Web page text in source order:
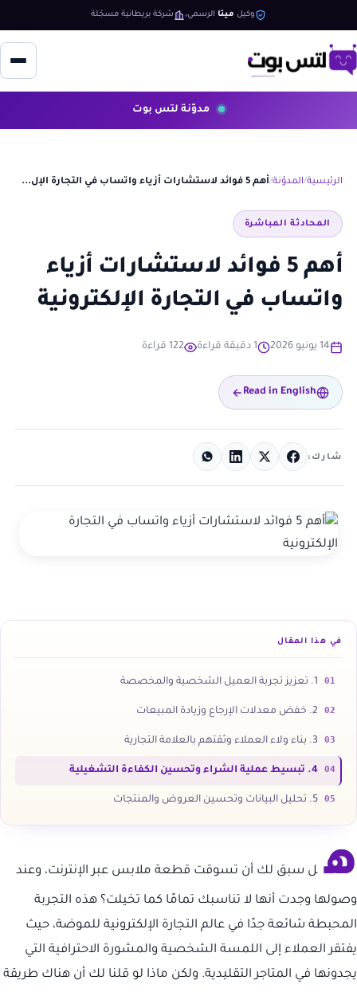
وكيل ميتا الرسمي شركة بريطانية مسجّلة
مدوّنة لتس بوت
الرئيسية المدوّنة أهم 5 فوائد لاستشارات أزياء واتساب في التجارة الإل...
المحادثة المباشرة
أهم 5 فوائد لاستشارات أزياء
واتساب في التجارة الإلكترونية
14 يونيو 2026 1 دقيقة قراءة 122 قراءة
Read in English
شارك:
في هذا المقال
01 1. تعزيز تجربة العميل الشخصية والمخصصة
02 2. خفض معدلات الإرجاع وزيادة المبيعات
03 3. بناء ولاء العملاء وثقتهم بالعلامة التجارية
04 4. تبسيط عملية الشراء وتحسين الكفاءة التشغيلية
05 5. تحليل البيانات وتحسين العروض والمنتجات
ه ل سبق لك أن تسوقت قطعة ملابس عبر الإنترنت، وعند
وصولها وجدت أنها لا تناسبك تمامًا كما تخيلت؟ هذه التجربة
المحبطة شائعة جدًا في عالم التجارة الإلكترونية للموضة، حيث
يفتقر العملاء إلى اللمسة الشخصية والمشورة الاحترافية التي
يجدونها في المتاجر التقليدية. ولكن ماذا لو قلنا لك أن هناك طريقة